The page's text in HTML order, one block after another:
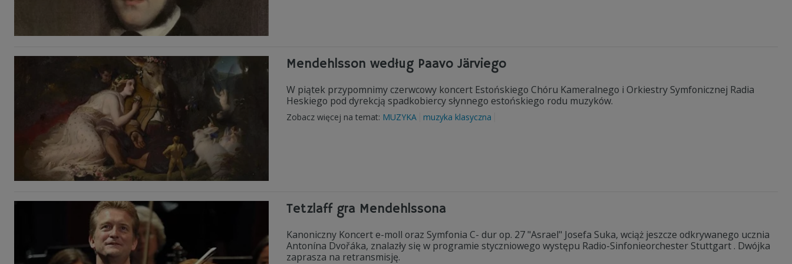
Mendehlsson według Paavo Järviego
W piątek przypomnimy czerwcowy koncert Estońskiego Chóru Kameralnego i Orkiestry Symfonicznej Radia
Heskiego pod dyrekcją spadkobiercy słynnego estońskiego rodu muzyków.
Zobacz więcej na temat: MUZYKA muzyka klasyczna
Tetzlaff gra Mendehlssona
Kanoniczny Koncert e-moll oraz Symfonia C- dur op. 27 "Asrael" Josefa Suka, wciąż jeszcze odkrywanego ucznia
Antonína Dvořáka, znalazły się w programie styczniowego występu Radio-Sinfonieorchester Stuttgart . Dwójka
zaprasza na retransmisję.